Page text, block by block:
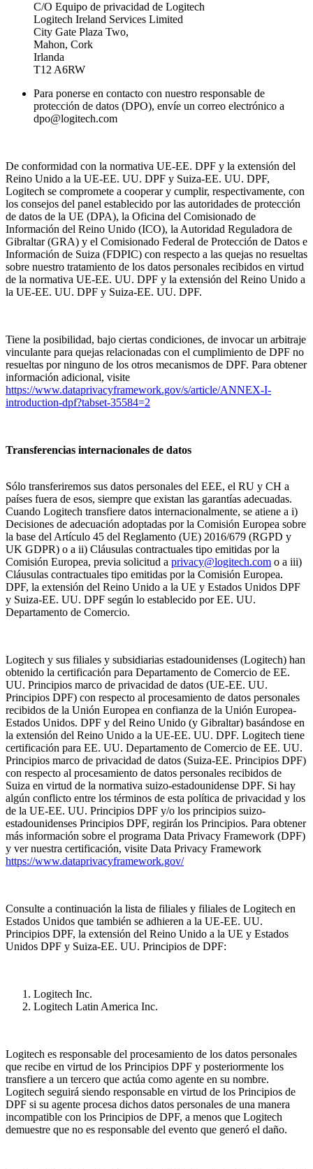
C/O Equipo de privacidad de Logitech
Logitech Ireland Services Limited
City Gate Plaza Two,
Mahon, Cork
Irlanda
T12 A6RW
Para ponerse en contacto con nuestro responsable de
protección de datos (DPO), envíe un correo electrónico a
dpo@logitech.com
De conformidad con la normativa UE-EE. DPF y la extensión del
Reino Unido a la UE-EE. UU. DPF y Suiza-EE. UU. DPF,
Logitech se compromete a cooperar y cumplir, respectivamente, con
los consejos del panel establecido por las autoridades de protección
de datos de la UE (DPA), la Oficina del Comisionado de
Información del Reino Unido (ICO), la Autoridad Reguladora de
Gibraltar (GRA) y el Comisionado Federal de Protección de Datos e
Información de Suiza (FDPIC) con respecto a las quejas no resueltas
sobre nuestro tratamiento de los datos personales recibidos en virtud
de la normativa UE-EE. UU. DPF y la extensión del Reino Unido a
la UE-EE. UU. DPF y Suiza-EE. UU. DPF.
Tiene la posibilidad, bajo ciertas condiciones, de invocar un arbitraje
vinculante para quejas relacionadas con el cumplimiento de DPF no
resueltas por ninguno de los otros mecanismos de DPF. Para obtener
información adicional, visite
https://www.dataprivacyframework.gov/s/article/ANNEX-I-
introduction-dpf?tabset-35584=2
Transferencias internacionales de datos
Sólo transferiremos sus datos personales del EEE, el RU y CH a
países fuera de esos, siempre que existan las garantías adecuadas.
Cuando Logitech transfiere datos internacionalmente, se atiene a i)
Decisiones de adecuación adoptadas por la Comisión Europea sobre
la base del Artículo 45 del Reglamento (UE) 2016/679 (RGPD y
UK GDPR) o a ii) Cláusulas contractuales tipo emitidas por la
Comisión Europea, previa solicitud a privacy@logitech.com o a iii)
Cláusulas contractuales tipo emitidas por la Comisión Europea.
DPF, la extensión del Reino Unido a la UE y Estados Unidos DPF
y Suiza-EE. UU. DPF según lo establecido por EE. UU.
Departamento de Comercio.
Logitech y sus filiales y subsidiarias estadounidenses (Logitech) han
obtenido la certificación para Departamento de Comercio de EE.
UU. Principios marco de privacidad de datos (UE-EE. UU.
Principios DPF) con respecto al procesamiento de datos personales
recibidos de la Unión Europea en confianza de la Unión Europea-
Estados Unidos. DPF y del Reino Unido (y Gibraltar) basándose en
la extensión del Reino Unido a la UE-EE. UU. DPF. Logitech tiene
certificación para EE. UU. Departamento de Comercio de EE. UU.
Principios marco de privacidad de datos (Suiza-EE. Principios DPF)
con respecto al procesamiento de datos personales recibidos de
Suiza en virtud de la normativa suizo-estadounidense DPF. Si hay
algún conflicto entre los términos de esta política de privacidad y los
de la UE-EE. UU. Principios DPF y/o los principios suizo-
estadounidenses Principios DPF, regirán los Principios. Para obtener
más información sobre el programa Data Privacy Framework (DPF)
y ver nuestra certificación, visite Data Privacy Framework
https://www.dataprivacyframework.gov/
Consulte a continuación la lista de filiales y filiales de Logitech en
Estados Unidos que también se adhieren a la UE-EE. UU.
Principios DPF, la extensión del Reino Unido a la UE y Estados
Unidos DPF y Suiza-EE. UU. Principios de DPF:
Logitech Inc.
Logitech Latin America Inc.
Logitech es responsable del procesamiento de los datos personales
que recibe en virtud de los Principios DPF y posteriormente los
transfiere a un tercero que actúa como agente en su nombre.
Logitech seguirá siendo responsable en virtud de los Principios de
DPF si su agente procesa dichos datos personales de una manera
incompatible con los Principios de DPF, a menos que Logitech
demuestre que no es responsable del evento que generó el daño.